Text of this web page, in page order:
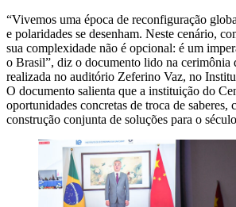
“Vivemos uma época de reconfiguração
e polaridades se desenham. Neste cenário,
sua complexidade não é opcional: é um
o Brasil”, diz o documento lido na cerimônia
realizada no auditório Zeferino Vaz, no
O documento salienta que a instituição do
oportunidades concretas de troca de saberes,
construção conjunta de soluções para o